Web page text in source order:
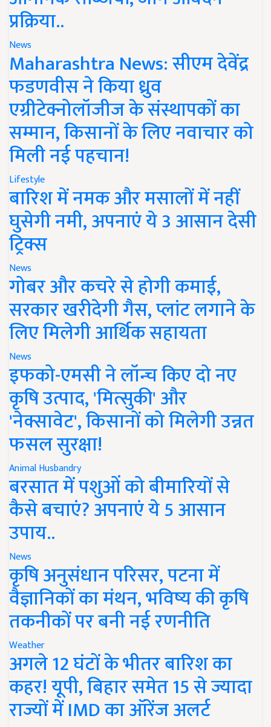
प्रक्रिया..
News
Maharashtra News: सीएम देवेंद्र
फडणवीस ने किया ध्रुव
एग्रीटेक्नोलॉजीज के संस्थापकों का
सम्मान, किसानों के लिए नवाचार को
मिली नई पहचान!
Lifestyle
बारिश में नमक और मसालों में नहीं
घुसेगी नमी, अपनाएं ये 3 आसान देसी
ट्रिक्स
News
गोबर और कचरे से होगी कमाई,
सरकार खरीदेगी गैस, प्लांट लगाने के
लिए मिलेगी आर्थिक सहायता
News
इफको-एमसी ने लॉन्च किए दो नए
कृषि उत्पाद, 'मित्सुकी' और
'नेक्सावेट', किसानों को मिलेगी उन्नत
फसल सुरक्षा!
Animal Husbandry
बरसात में पशुओं को बीमारियों से
कैसे बचाएं? अपनाएं ये 5 आसान
उपाय..
News
कृषि अनुसंधान परिसर, पटना में
वैज्ञानिकों का मंथन, भविष्य की कृषि
तकनीकों पर बनी नई रणनीति
Weather
अगले 12 घंटों के भीतर बारिश का
कहर! यूपी, बिहार समेत 15 से ज्यादा
राज्यों में IMD का ऑरेंज अलर्ट